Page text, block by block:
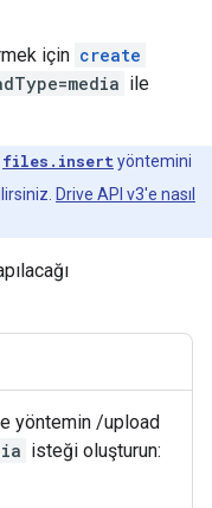
için create
ile
files.insert yöntemini
Drive API v3'e nasıl
yöntemin /upload
isteği oluşturun: